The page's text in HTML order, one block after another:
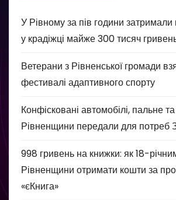
У Рівному за пів години
у крадіжці майже 300 тисяч
Ветерани з Рівненської громади
фестивалі адаптивного спорту
Конфісковані автомобілі, пальне та
Рівненщини передали для потреб
998 гривень на книжки: як 18-
Рівненщини отримати кошти за
«єКнига»